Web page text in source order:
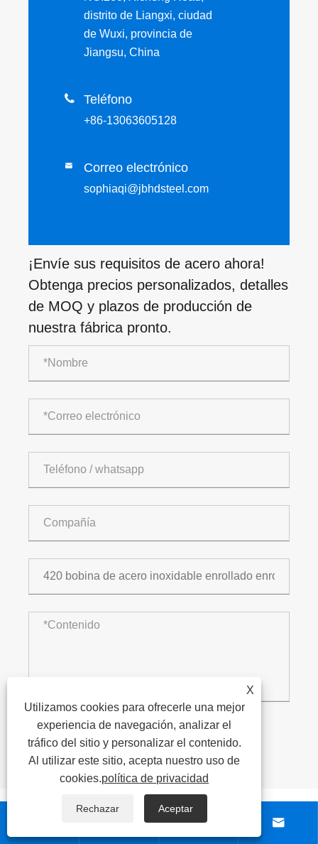
distrito de Liangxi, ciudad
de Wuxi, provincia de
Jiangsu, China
 Teléfono
+86-13063605128
 Correo electrónico
sophiaqi@jbhdsteel.com
¡Envíe sus requisitos de acero ahora!
Obtenga precios personalizados, detalles
de MOQ y plazos de producción de
nuestra fábrica pronto.
ENTREGAR
Productos relacionados
 
X
Utilizamos cookies para ofrecerle una mejor
experiencia de navegación, analizar el
tráfico del sitio y personalizar el contenido.
Al utilizar este sitio, acepta nuestro uso de
cookies.política de privacidad
Rechazar Aceptar